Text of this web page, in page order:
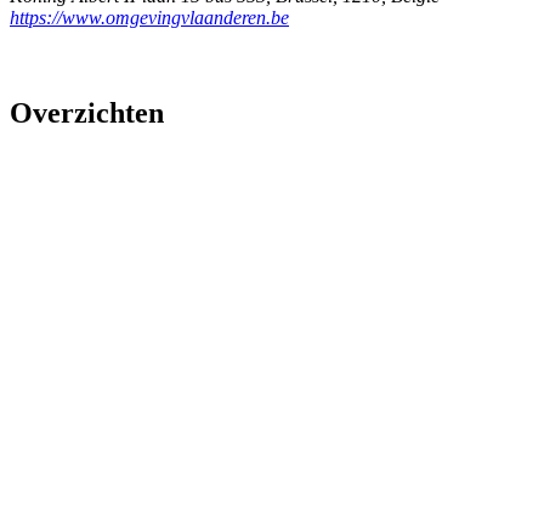
https://www.omgevingvlaanderen.be
Overzichten